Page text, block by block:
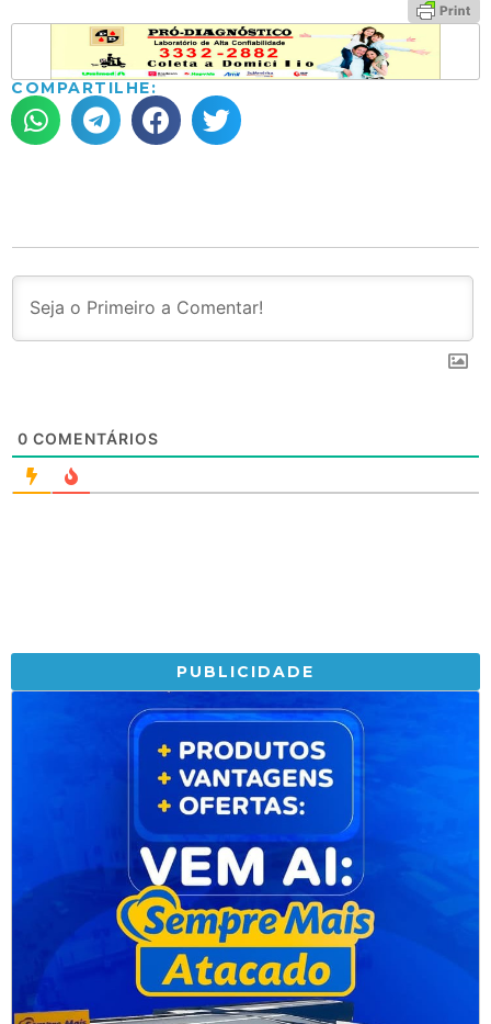
COMPARTILHE:
0 COMENTÁRIOS
PUBLICIDADE